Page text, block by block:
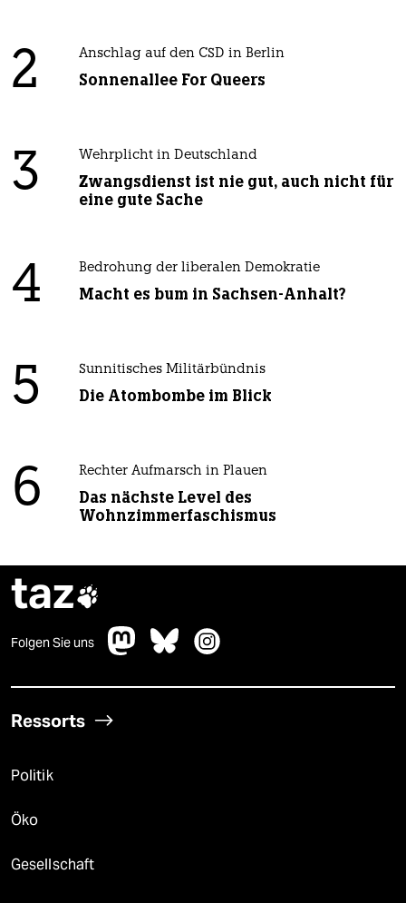
2 Anschlag auf den CSD in Berlin
Sonnenallee For Queers
3 Wehrplicht in Deutschland
Zwangsdienst ist nie gut, auch nicht für
eine gute Sache
4 Bedrohung der liberalen Demokratie
Macht es bum in Sachsen-Anhalt?
5 Sunnitisches Militärbündnis
Die Atombombe im Blick
6 Rechter Aufmarsch in Plauen
Das nächste Level des
Wohnzimmerfaschismus
taz
Folgen Sie uns
Ressorts
Politik
Öko
Gesellschaft